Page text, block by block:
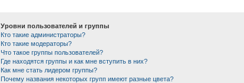
Уровни пользователей и группы
Кто такие администраторы?
Кто такие модераторы?
Что такое группы пользователей?
Где находятся группы и как мне вступить в них?
Как мне стать лидером группы?
Почему названия некоторых групп имеют разные цвета?